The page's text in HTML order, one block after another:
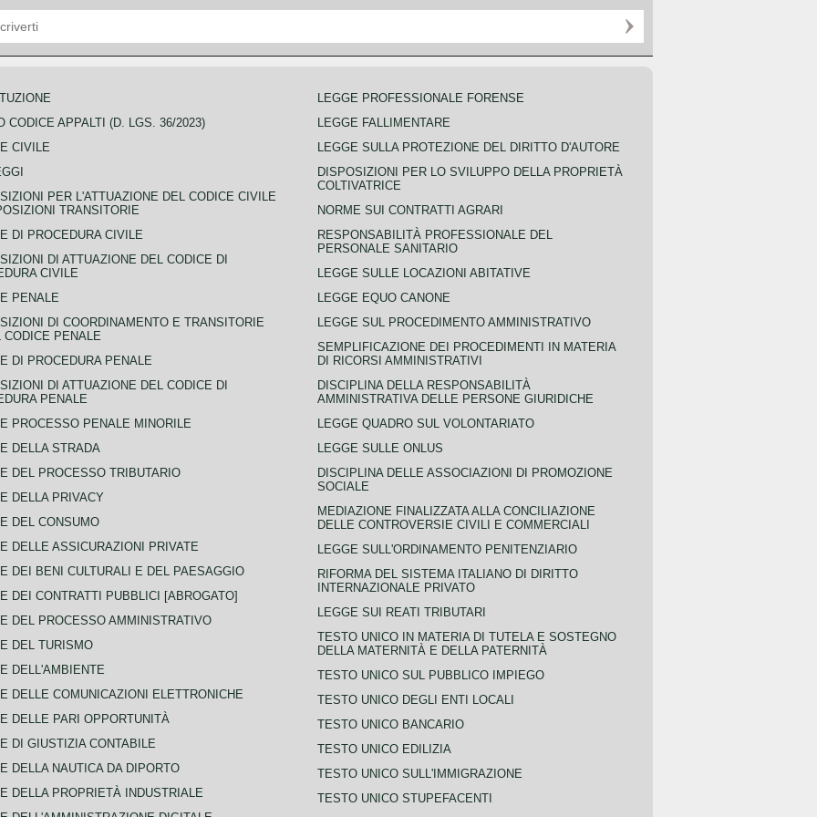
CODICE APPALTI (D. LGS. 36/2023)
CIVILE
PER L'ATTUAZIONE DEL CODICE CIVILE
TRANSITORIE
DI PROCEDURA CIVILE
DI ATTUAZIONE DEL CODICE DI
CIVILE
PENALE
DI COORDINAMENTO E TRANSITORIE
CODICE PENALE
DI PROCEDURA PENALE
DI ATTUAZIONE DEL CODICE DI
PENALE
PROCESSO PENALE MINORILE
DELLA STRADA
DEL PROCESSO TRIBUTARIO
DELLA PRIVACY
DEL CONSUMO
DELLE ASSICURAZIONI PRIVATE
DEI BENI CULTURALI E DEL PAESAGGIO
DEI CONTRATTI PUBBLICI [ABROGATO]
DEL PROCESSO AMMINISTRATIVO
DEL TURISMO
DELL'AMBIENTE
DELLE COMUNICAZIONI ELETTRONICHE
DELLE PARI OPPORTUNITÀ
DI GIUSTIZIA CONTABILE
DELLA NAUTICA DA DIPORTO
DELLA PROPRIETÀ INDUSTRIALE
LEGGE PROFESSIONALE FORENSE
LEGGE FALLIMENTARE
LEGGE SULLA PROTEZIONE DEL DIRITTO D'AUTORE
DISPOSIZIONI PER LO SVILUPPO DELLA PROPRIETÀ
COLTIVATRICE
NORME SUI CONTRATTI AGRARI
RESPONSABILITÀ PROFESSIONALE DEL
PERSONALE SANITARIO
LEGGE SULLE LOCAZIONI ABITATIVE
LEGGE EQUO CANONE
LEGGE SUL PROCEDIMENTO AMMINISTRATIVO
SEMPLIFICAZIONE DEI PROCEDIMENTI IN MATERIA
DI RICORSI AMMINISTRATIVI
DISCIPLINA DELLA RESPONSABILITÀ
AMMINISTRATIVA DELLE PERSONE GIURIDICHE
LEGGE QUADRO SUL VOLONTARIATO
LEGGE SULLE ONLUS
DISCIPLINA DELLE ASSOCIAZIONI DI PROMOZIONE
SOCIALE
MEDIAZIONE FINALIZZATA ALLA CONCILIAZIONE
DELLE CONTROVERSIE CIVILI E COMMERCIALI
LEGGE SULL'ORDINAMENTO PENITENZIARIO
RIFORMA DEL SISTEMA ITALIANO DI DIRITTO
INTERNAZIONALE PRIVATO
LEGGE SUI REATI TRIBUTARI
TESTO UNICO IN MATERIA DI TUTELA E SOSTEGNO
DELLA MATERNITÀ E DELLA PATERNITÀ
TESTO UNICO SUL PUBBLICO IMPIEGO
TESTO UNICO DEGLI ENTI LOCALI
TESTO UNICO BANCARIO
TESTO UNICO EDILIZIA
TESTO UNICO SULL'IMMIGRAZIONE
TESTO UNICO STUPEFACENTI